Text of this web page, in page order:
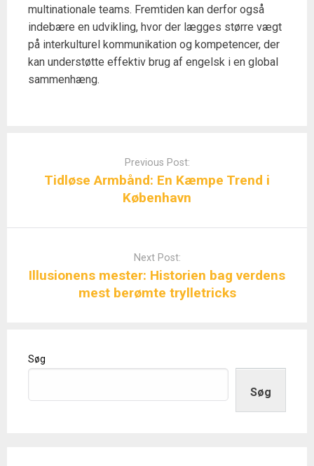
multinationale teams. Fremtiden kan derfor også
indebære en udvikling, hvor der lægges større vægt
på interkulturel kommunikation og kompetencer, der
kan understøtte effektiv brug af engelsk i en global
sammenhæng.
Previous Post:
Tidløse Armbånd: En Kæmpe Trend i
København
Next Post:
Illusionens mester: Historien bag verdens
mest berømte trylletricks
Søg
Søg